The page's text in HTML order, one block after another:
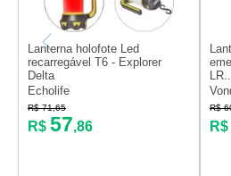
Lanterna holofote Led
recarregável T6 - Explorer
Delta
Echolife
R$ 71,65
R$ 57,86
R$
R$